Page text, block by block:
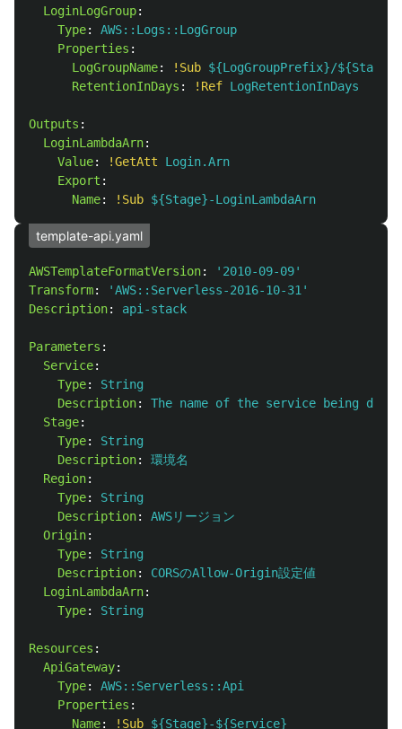
LoginLogGroup:
Type:
AWS::Logs::LogGroup
Properties :
LogGroupName: !Sub ${LogGroupPrefix}/
RetentionInDays : !Ref LogRetentionInDays
Outputs :
LoginLambdaArn:
Value: !GetAtt
Login.Arn
Export :
Name: !Sub ${Stage}-LoginLambdaArn
template-api.yaml
AWSTemplateFormatVersion: ' 2010-09-09'
Transform: 'AWS::Serverless-2016-10-31'
Description: api-stack
Parameters :
Service:
Type:
String
Description:
The name of the service being
Stage:
Type:
String
Description:
環境名
Region:
Type:
String
Description:
AWSリージョン
Origin:
Type:
String
Description:
CORSのAllow-Origin設定値
LoginLambdaArn:
Type: String
Resources :
ApiGateway:
Type:
AWS::Serverless::Api
Properties :
Name: !Sub ${Stage}-${Service}